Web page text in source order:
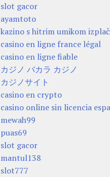
slot gacor
ayamtoto
kazino s hitrim umikom
casino en ligne france légal
casino en ligne fiable
カジノ バカラ カジノ
カジノサイト
casino en crypto
casino online sin licencia
mewah99
puas69
slot gacor
mantul138
slot777